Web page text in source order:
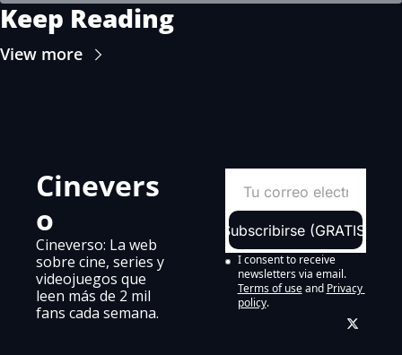
Keep Reading
View more
Cinevers
o
Cineverso: La web
sobre cine, series y
videojuegos que
leen más de 2 mil
fans cada semana.
Subscribirse (GRATIS)
I consent to receive
newsletters via email.
Terms of use and Privacy
policy.